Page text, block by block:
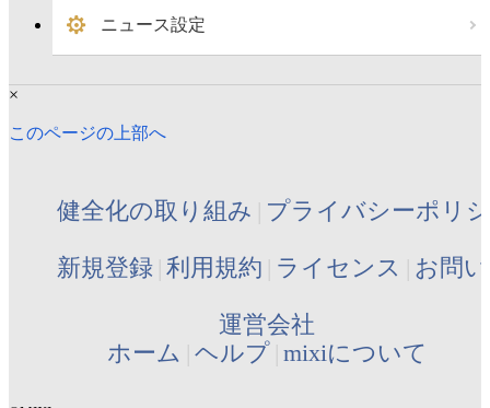
ニュース設定
×
このページの上部へ
健全化の取り組み プライバシーポリ
新規登録 利用規約 ライセンス お問
運営会社
ホーム ヘルプ mixiについて